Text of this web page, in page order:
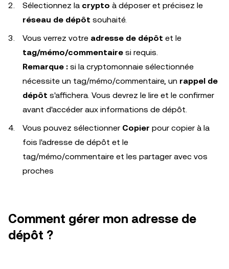
Sélectionnez la crypto à déposer et précisez le
réseau de dépôt souhaité.
Vous verrez votre adresse de dépôt et le
tag/mémo/commentaire si requis.
Remarque : si la cryptomonnaie sélectionnée
nécessite un tag/mémo/commentaire, un rappel de
dépôt s'affichera. Vous devrez le lire et le confirmer
avant d'accéder aux informations de dépôt.
Vous pouvez sélectionner Copier pour copier à la
fois l'adresse de dépôt et le
tag/mémo/commentaire et les partager avec vos
proches
Comment gérer mon adresse de
dépôt ?